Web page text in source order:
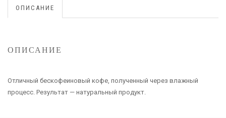
ОПИСАНИЕ
ОПИСАНИЕ
Отличный бескофеиновый кофе, полученный через влажный
процесс. Результат — натуральный продукт.